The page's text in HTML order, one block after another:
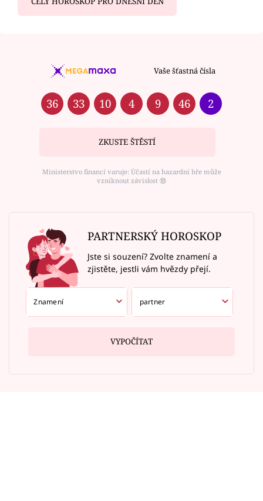
Vaše šťastná čísla
36 33 10 4 9 46 2
ZKUSTE ŠTĚSTÍ
Ministerstvo financí varuje: Účastí na hazardní hře může
vzniknout závislost ⑱
PARTNERSKÝ HOROSKOP
Jste si souzení? Zvolte znamení a
zjistěte, jestli vám hvězdy přejí.
VYPOČÍTAT